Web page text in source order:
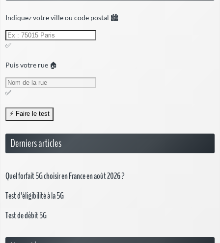
Indiquez votre ville ou code postal 🏙️
✅
Puis votre rue 🏠
✅
Derniers articles
Quel forfait 5G choisir en France en août 2026 ?
Test d'éligibilité à la 5G
Test de débit 5G